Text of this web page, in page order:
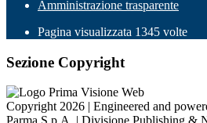
Amministrazione trasparente
Pagina visualizzata 1345 volte
Sezione Copyright
Copyright 2026 | Engineered and